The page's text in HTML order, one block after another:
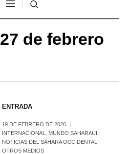
27 de febrero
ENTRADA
19 DE FEBRERO DE 2026
INTERNACIONAL
MUNDO SAHARAUI
NOTICIAS DEL SÁHARA OCCIDENTAL
OTROS MEDIOS